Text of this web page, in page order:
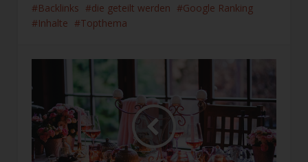
Backlinks die geteilt werden
Google Ranking
Inhalte
Topthema